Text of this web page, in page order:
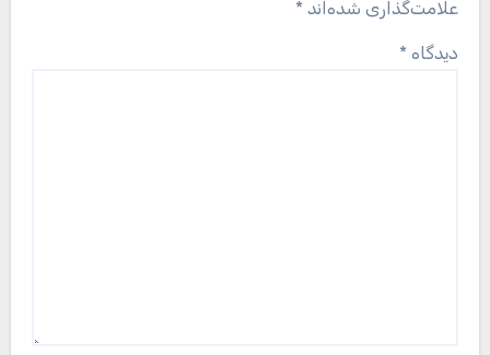
علامت‌گذاری شده‌اند *
دیدگاه *